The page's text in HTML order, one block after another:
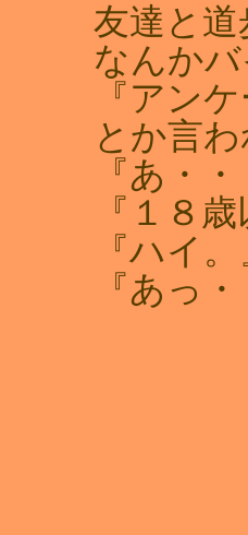
友達と道
なんか
『アン
とか言わ
『あ・
『１８
『ハイ。
『あっ
（